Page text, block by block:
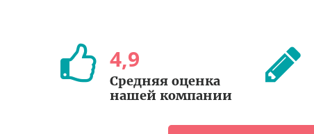
4,9
Средняя оценка
нашей компании